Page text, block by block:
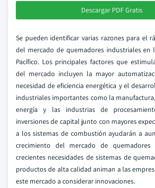
Descargar PDF Gratis
Se pueden identificar varias razones para el
del mercado de quemadores industriales en
Pacífico. Los principales factores que
del mercado incluyen la mayor
necesidad de eficiencia energética y el
industriales importantes como la
energía y las industrias de
inversiones de capital junto con mayores
a los sistemas de combustión ayudarán a
crecimiento del mercado de quemadores
crecientes necesidades de sistemas de
productos de alta calidad animan a las
este mercado a considerar innovaciones.